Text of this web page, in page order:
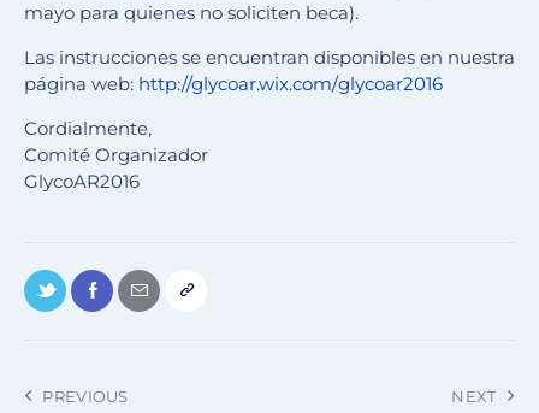
mayo para quienes no soliciten beca).
Las instrucciones se encuentran disponibles en nuestra
página web: http://glycoar.wix.com/glycoar2016
Cordialmente,
Comité Organizador
GlycoAR2016
PREVIOUS NEXT